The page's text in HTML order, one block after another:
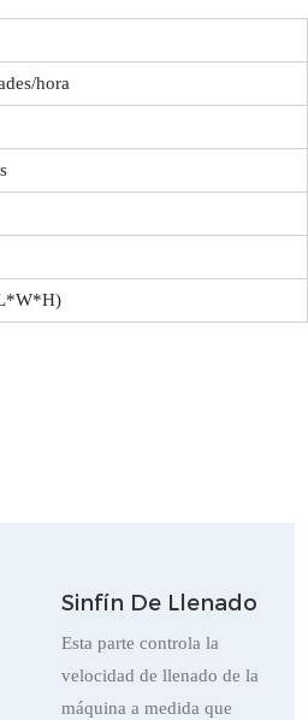
hora
Sinfín De Llenado
Esta parte controla la
velocidad de llenado de la
máquina a medida que